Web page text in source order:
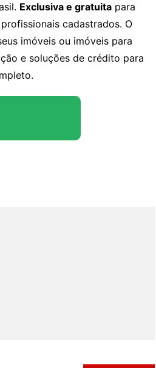
Exclusiva e gratuita para
cadastrados. O
imóveis ou imóveis para
e soluções de crédito para